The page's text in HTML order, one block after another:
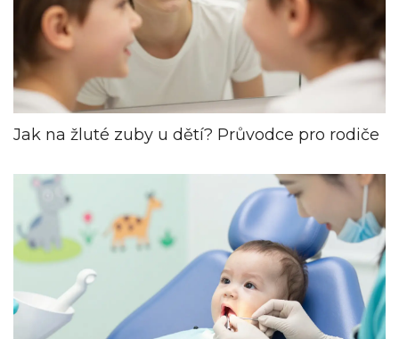
Jak na žluté zuby u dětí? Průvodce pro rodiče